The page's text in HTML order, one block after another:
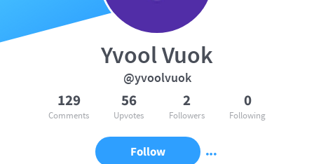
Yvool Vuok
@yvoolvuok
129
Comments
56
Upvotes
2
Followers
0
Following
Follow